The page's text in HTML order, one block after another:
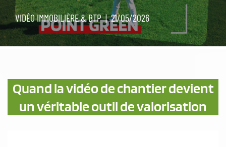
VIDÉO IMMOBILIÈRE & BTP 21/05/2026
Quand la vidéo de chantier devient
un véritable outil de valorisation